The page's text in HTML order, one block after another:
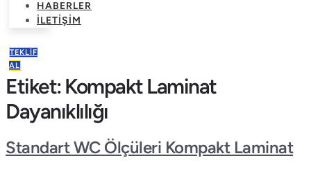
HABERLER
İLETIŞIM
TEKLIF
AL
Etiket:Kompakt Laminat
Dayanıklılığı
Standart WC Ölçüleri Kompakt Laminat